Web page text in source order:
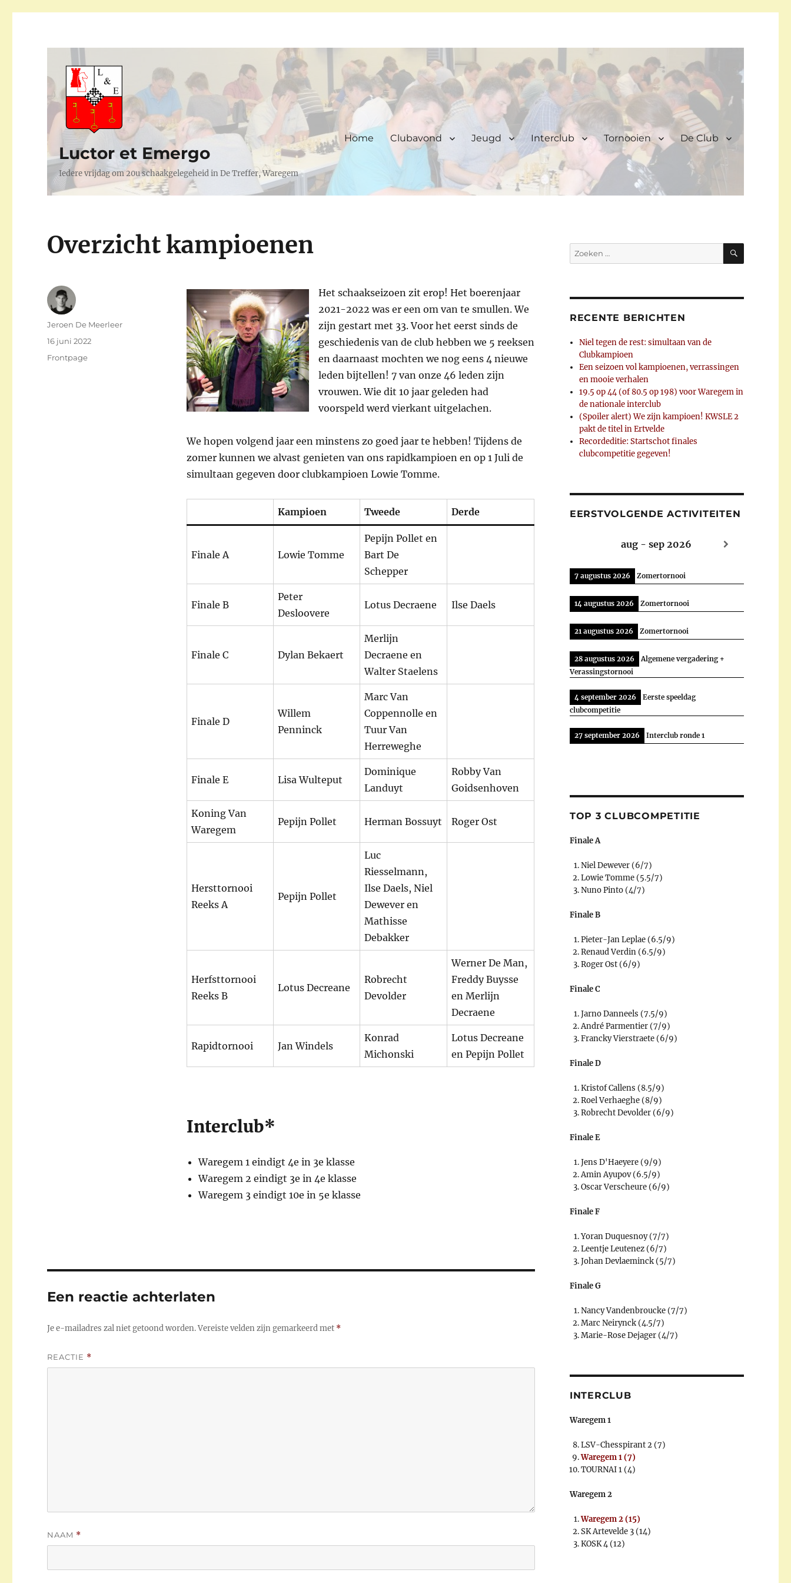
Luctor et Emergo
Iedere vrijdag om 20u schaakgelegeheid in De Treffer, Waregem
Home Clubavond Jeugd Interclub Tornooien De Club
Overzicht kampioenen
Het schaakseizoen zit erop! Het boerenjaar
2021-2022 was er een om van te smullen. We
zijn gestart met 33. Voor het eerst sinds de
geschiedenis van de club hebben we 5 reeksen
en daarnaast mochten we nog eens 4 nieuwe
leden bijtellen! 7 van onze 46 leden zijn
vrouwen. Wie dit 10 jaar geleden had
voorspeld werd vierkant uitgelachen.
We hopen volgend jaar een minstens zo goed jaar te hebben! Tijdens de
zomer kunnen we alvast genieten van ons rapidkampioen en op 1 Juli de
simultaan gegeven door clubkampioen Lowie Tomme.
Kampioen Tweede Derde
Finale A Lowie Tomme
Pepijn Pollet en
Bart De
Schepper
Finale B
Peter
Desloovere
Lotus Decraene Ilse Daels
Finale C Dylan Bekaert
Merlijn
Decraene en
Walter Staelens
Finale D
Willem
Penninck
Marc Van
Coppennolle en
Tuur Van
Herreweghe
Finale E Lisa Wulteput
Dominique
Landuyt
Robby Van
Goidsenhoven
Koning Van
Waregem
Pepijn Pollet Herman Bossuyt Roger Ost
Hersttornooi
Reeks A
Pepijn Pollet
Luc
Riesselmann,
Ilse Daels, Niel
Dewever en
Mathisse
Debakker
Herfsttornooi
Reeks B
Lotus Decreane
Robrecht
Devolder
Werner De Man,
Freddy Buysse
en Merlijn
Decraene
Rapidtornooi Jan Windels
Konrad
Michonski
Lotus Decreane
en Pepijn Pollet
Interclub*
Waregem 1 eindigt 4e in 3e klasse
Waregem 2 eindigt 3e in 4e klasse
Waregem 3 eindigt 10e in 5e klasse
Auteur
Jeroen De Meerleer
Gepubliceerd
16 juni 2022
Categorieën
Frontpage
Een reactie achterlaten
Je e-mailadres zal niet getoond worden.Vereiste velden zijn gemarkeerd met *
REACTIE *
NAAM *
Zoeken
naar:
ZOEKEN
RECENTE BERICHTEN
Niel tegen de rest: simultaan van de
Clubkampioen
Een seizoen vol kampioenen, verrassingen
en mooie verhalen
19.5 op 44 (of 80.5 op 198) voor Waregem in
de nationale interclub
(Spoiler alert) We zijn kampioen! KWSLE 2
pakt de titel in Ertvelde
Recordeditie: Startschot finales
clubcompetitie gegeven!
EERSTVOLGENDE ACTIVITEITEN
aug - sep 2026
7 augustus 2026 Zomertornooi
14 augustus 2026 Zomertornooi
21 augustus 2026 Zomertornooi
28 augustus 2026
Algemene vergadering +
Verassingstornooi
4 september 2026
Eerste speeldag
clubcompetitie
27 september 2026 Interclub ronde 1
TOP 3 CLUBCOMPETITIE
Finale A
Niel Dewever (6/7)
Lowie Tomme (5.5/7)
Nuno Pinto (4/7)
Finale B
Pieter-Jan Leplae (6.5/9)
Renaud Verdin (6.5/9)
Roger Ost (6/9)
Finale C
Jarno Danneels (7.5/9)
André Parmentier (7/9)
Francky Vierstraete (6/9)
Finale D
Kristof Callens (8.5/9)
Roel Verhaeghe (8/9)
Robrecht Devolder (6/9)
Finale E
Jens D'Haeyere (9/9)
Amin Ayupov (6.5/9)
Oscar Verscheure (6/9)
Finale F
Yoran Duquesnoy (7/7)
Leentje Leutenez (6/7)
Johan Devlaeminck (5/7)
Finale G
Nancy Vandenbroucke (7/7)
Marc Neirynck (4.5/7)
Marie-Rose Dejager (4/7)
INTERCLUB
Waregem 1
LSV-Chesspirant 2 (7)
Waregem 1 (7)
TOURNAI 1 (4)
Waregem 2
Waregem 2 (15)
SK Artevelde 3 (14)
KOSK 4 (12)